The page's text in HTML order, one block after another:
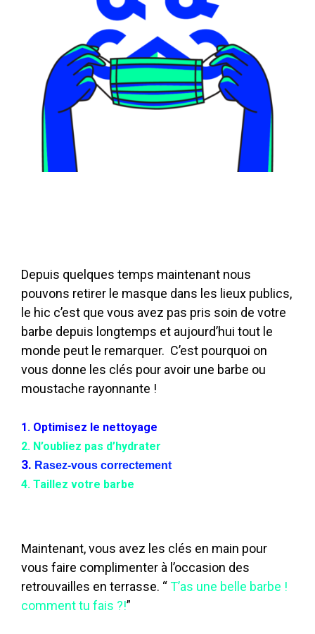
Depuis quelques temps maintenant nous
pouvons retirer le masque dans les lieux publics,
le hic c’est que vous avez pas pris soin de votre
barbe depuis longtemps et aujourd’hui tout le
monde peut le remarquer. C’est pourquoi on
vous donne les clés pour avoir une barbe ou
moustache rayonnante !
1. Optimisez le nettoyage
2. N’oubliez pas d’hydrater
3. Rasez-vous correctement
4. Taillez votre barbe
Maintenant, vous avez les clés en main pour
vous faire complimenter à l’occasion des
retrouvailles en terrasse. “T’as une belle barbe !
comment tu fais ?!”